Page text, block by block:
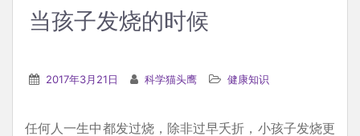
当孩子发烧的时候
2017年3月21日 科学猫头鹰 健康知识
任何人一生中都发过烧，除非过早夭折，小孩子发烧更